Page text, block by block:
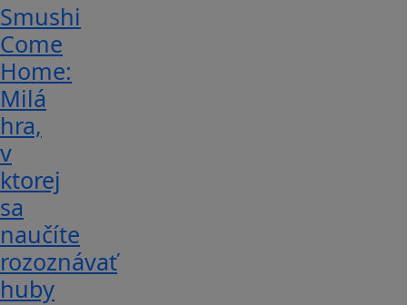
Smushi
Come
Home:
Milá
hra,
v
ktorej
sa
naučíte
rozoznávať
huby